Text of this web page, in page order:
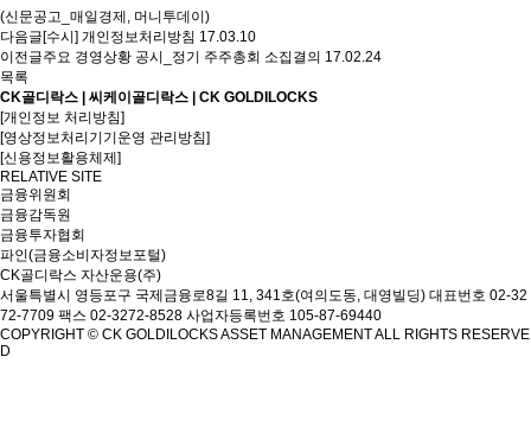
(신문공고_매일경제, 머니투데이)
다음글[수시] 개인정보처리방침 17.03.10
이전글주요 경영상황 공시_정기 주주총회 소집결의 17.02.24
목록
CK골디락스 | 씨케이골디락스 | CK GOLDILOCKS
[개인정보 처리방침]
[영상정보처리기기운영 관리방침]
[신용정보활용체제]
RELATIVE SITE
금융위원회
금융감독원
금융투자협회
파인(금융소비자정보포털)
CK골디락스 자산운용(주)
서울특별시 영등포구 국제금융로8길 11, 341호(여의도동, 대영빌딩) 대표번호 02-32
72-7709 팩스 02-3272-8528 사업자등록번호 105-87-69440
COPYRIGHT © CK GOLDILOCKS ASSET MANAGEMENT ALL RIGHTS RESERVE
D